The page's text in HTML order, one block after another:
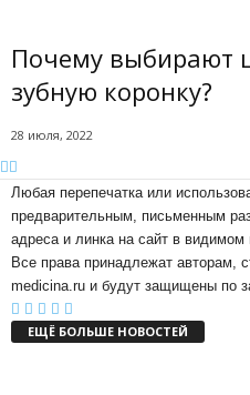
Почему выбирают
зубную коронку?
28 июля, 2022
Любая перепечатка или
предварительным, письменным
адреса и линка на сайт в видимом
Все права принадлежат авторам,
medicina.ru и будут защищены по
ЕЩЁ БОЛЬШЕ НОВОСТЕЙ